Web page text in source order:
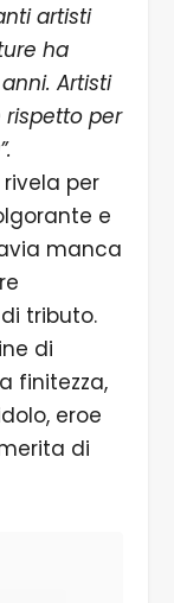
artisti
ha
Artisti
per
per
e
manca
tributo.
di
finitezza,
eroe
di